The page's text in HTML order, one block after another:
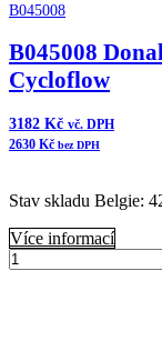
B045008
B045008
Cycloflow
3182 Kč vč. DPH
2630 Kč bez DPH
Stav skladu Belgie:
Více informací
B045008